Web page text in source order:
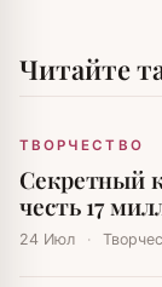
Читайте
ТВОРЧЕСТВО
Секретный
честь 17
рождения
24 Июл ·